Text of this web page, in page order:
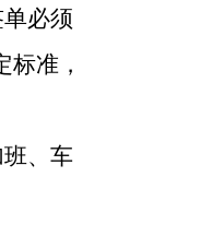
必须
准，
、车